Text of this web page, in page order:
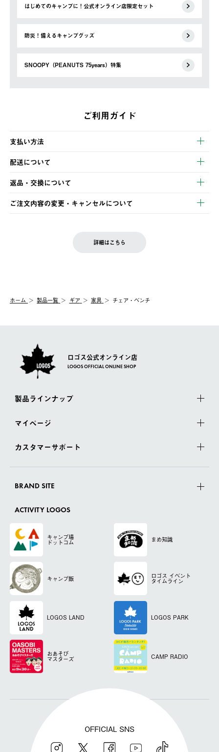
はじめてのキャンプに！公式オンライン店限定セット
防災！備えるキャンプグッズ
SNOOPY（PEANUTS 75years）特集
ご利用ガイド
支払い方法
以下のいずれかの方法でお支払いいただけます。
・クレジットカード決済
・コンビニ決済
・Pay-easy決済
配送について
【発送スケジュール】
ご注文・ご入金完了より2営業日以内に商品を発送いたします。
土日祝の発送はございませんので、木曜日以降のご注文は週明け
の発送となる場合がございます。
【配送業者】
佐川急便にて配送されます。
返品・交換について
※お客様都合の場合
お客様都合の返品にかかる送料は、お客様ご負担とさせていただ
一度お手元の商品を返品いただき、ご希望商品を再注文してくだ
ご注文内容の変更・キャンセルについて
LOGOS FAMILY会員の方は、会員マイページ内 購入履歴画面に
詳細はこちら
ホーム 製品一覧 ギア 家具 チェア・ベンチ
ロゴス公式オンライン店
LOGOS OFFICIAL ONLINE SHOP
製品ラインナップ
マイページ
カスタマーサポート
BRAND SITE
ACTIVITY LOGOS
キャンプ場
ドットコム まめ知識
キャンプ飯 ロゴス イベント
タイムライン
LOGOS LAND LOGOS PARK
おあそび
マスターズ CAMP RADIO
OFFICIAL SNS